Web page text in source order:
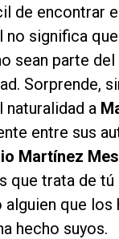
de encontrar
no significa
sean parte
Sorprende,
a
entre sus
Martínez
que trata de tú
que los
hecho suyos.